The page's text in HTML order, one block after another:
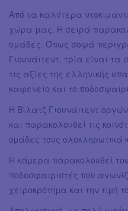
Από τα καλύτερα
χώρα μας. Η σειρά
ομάδες. Όπως σοφά
Γιουνάιτεντ, τρία είναι τα
τις αξίες της ελληνικής
καφενείο και το
Η Βίλατζ Γιουνάιτεντ
και παρακολουθεί τις
οµάδες τους ολοκληρωτικά
Η κάµερα παρακολουθεί
ποδοσφαιριστές που
χειροκρότηµα και την τιµή